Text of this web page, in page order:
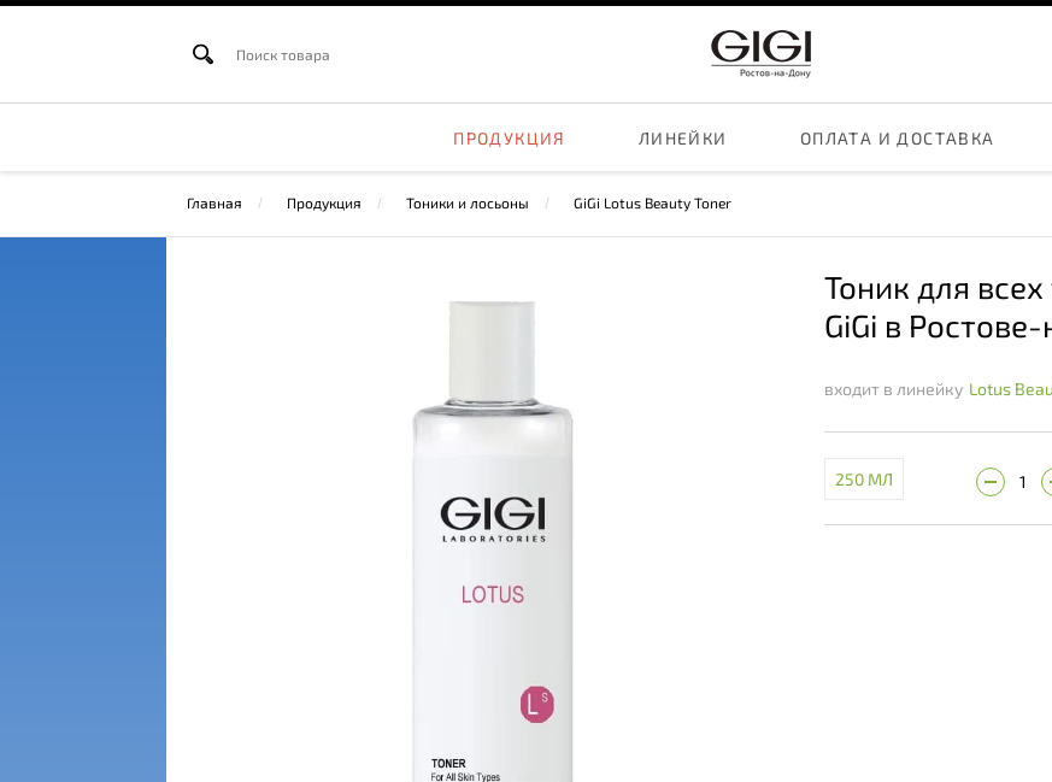
ПРОДУКЦИЯ ЛИНЕЙКИ ОПЛАТА И ДОСТАВКА
Главная Продукция Тоники и лосьоны GiGi Lotus Beauty Toner
Тоник для
GiGi в
входит в линейку Lotus
250 МЛ